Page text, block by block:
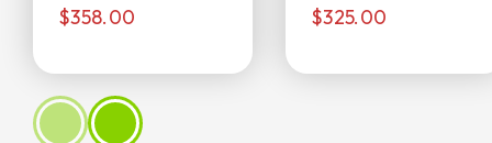
$358.00
侖)
$325.00